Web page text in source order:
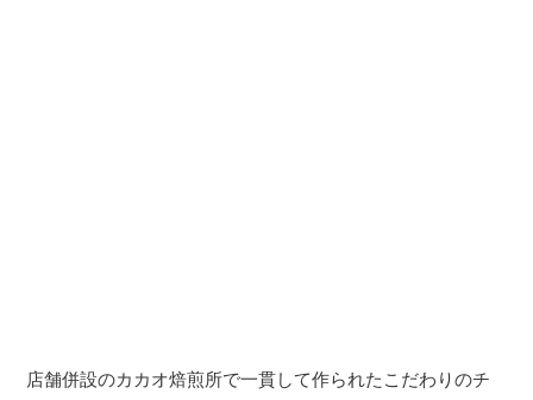
店舗併設のカカオ焙煎所で一貫して作られたこだわりのチ